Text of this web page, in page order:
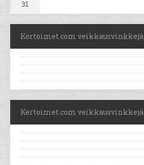
31
Kertoimet.com veikkausvinkkejä
Kertoimet.com veikkausvinkkejä